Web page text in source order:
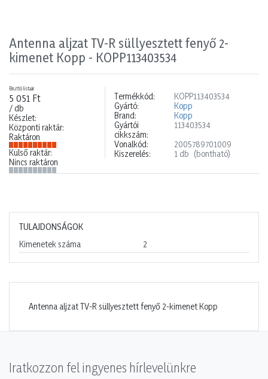
Antenna aljzat TV-R süllyesztett fenyő 2-
kimenet Kopp - KOPP113403534
Bruttó listaár
5 051 Ft
/ db
Készlet:
Központi raktár:
Raktáron
Külső raktár:
Nincs raktáron
Termékkód:
KOPP113403534
Gyártó:
Kopp
Brand:
Kopp
Gyártói
cikkszám:
113403534
Vonalkód:
2005789701009
Kiszerelés:
1 db (bontható)
TULAJDONSÁGOK
Kimenetek száma
2
Antenna aljzat TV-R süllyesztett fenyő 2-kimenet Kopp
Iratkozzon fel ingyenes hírlevelünkre